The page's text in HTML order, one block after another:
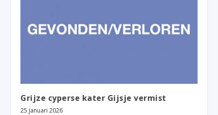
Grijze cyperse kater Gijsje vermist
25 januari 2026